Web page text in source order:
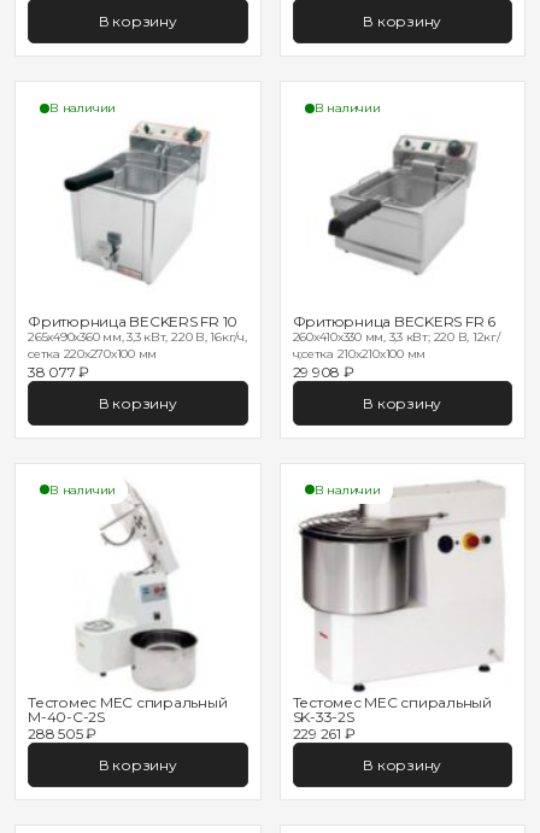
В корзину
В корзину
В наличии
Фритюрница BECKERS FR 10
265x490x360 мм, 3,3 кВт, 220 В, 16кг/ч,
сетка 220х270х100 мм
38 077 ₽
В корзину
В наличии
Фритюрница BECKERS FR 6
260x410x330 мм, 3,3 кВт; 220 В, 12кг/
ч;сетка 210х210х100 мм
29 908 ₽
В корзину
В наличии
Тестомес MEC спиральный
M-40-C-2S
288 505 ₽
В корзину
В наличии
Тестомес MEC спиральный
SK-33-2S
229 261 ₽
В корзину